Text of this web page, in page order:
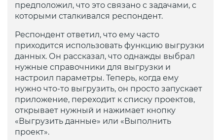
предположил, что это связано с задачами, с
которыми сталкивался респондент.
Респондент ответил, что ему часто
приходится использовать функцию выгрузки
данных. Он рассказал, что однажды выбрал
нужные справочники для выгрузки и
настроил параметры. Теперь, когда ему
нужно что-то выгрузить, он просто запускает
приложение, переходит к списку проектов,
открывает нужный и нажимает кнопку
«Выгрузить данные» или «Выполнить
проект».